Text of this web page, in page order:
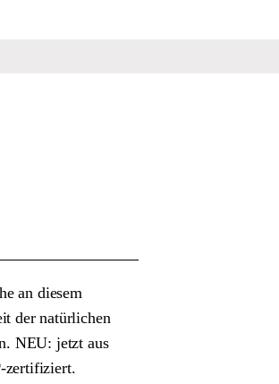
an diesem
der natürlichen
NEU: jetzt aus
-zertifiziert.